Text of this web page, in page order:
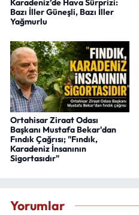
Karadeniz’de Hava Sürprizi:
Bazı İller Güneşli, Bazı İller
Yağmurlu
Ortahisar Ziraat Odası
Başkanı Mustafa Bekar'dan
Fındık Çağrısı; "Fındık,
Karadeniz İnsanının
Sigortasıdır"
Yorumlar